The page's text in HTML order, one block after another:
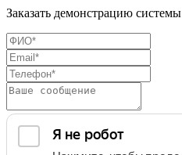
Заказать демонстрацию системы